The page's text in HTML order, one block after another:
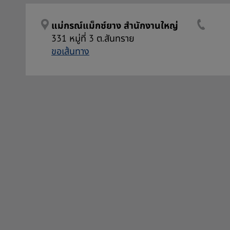
แม่กรณ์แม็กซ์ยาง สำนักงานใหญ่
331 หมู่ที่ 3 ต.สันทราย
ขอเส้นทาง